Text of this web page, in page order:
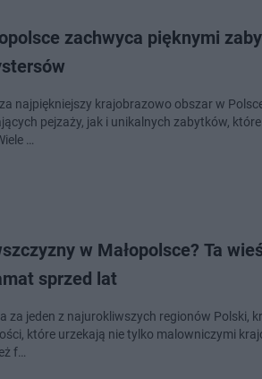
zachwyca pięknymi
najpiękniejszy krajobrazowo obszar w
pejzaży, jak i unikalnych zabytków,
…
w Małopolsce? Ta
sprzed lat
za jeden z najurokliwszych regionów Polski,
które urzekają nie tylko malowniczymi
f…